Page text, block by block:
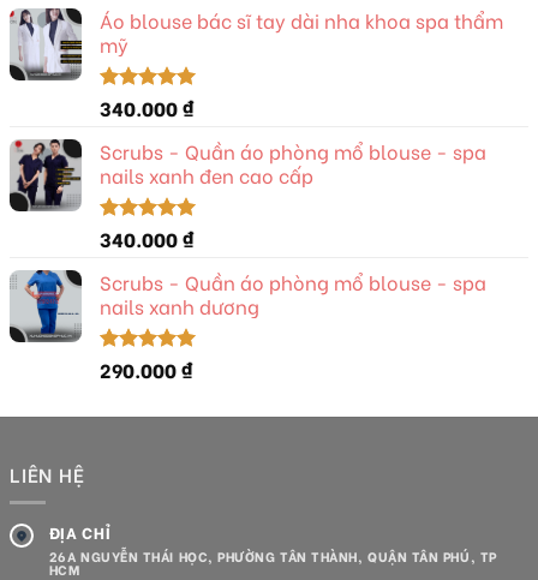
5 sao
là:
tại
Áo blouse bác sĩ tay dài nha khoa spa thẩm
mỹ
Được xếp
hạng 5.00
5 sao
340.000₫
Scrubs - Quần áo phòng mổ blouse - spa
nails xanh đen cao cấp
Được xếp
hạng 5.00
5 sao
340.000₫
Scrubs - Quần áo phòng mổ blouse - spa
nails xanh dương
Được xếp
hạng5.00
290.000₫
LIÊN HỆ
ĐỊA CHỈ
26A NGUYỄN THÁI HỌC, PHƯỜNG TÂN THÀNH, QUẬN TÂN PHÚ, TP
HCM